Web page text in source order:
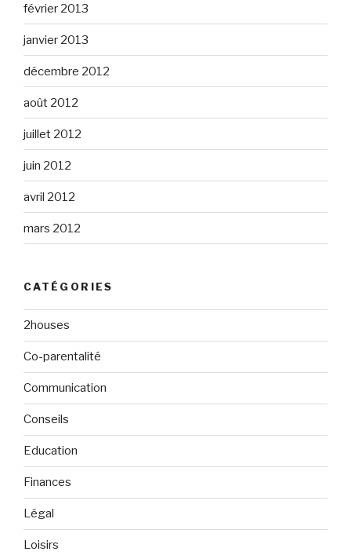
février 2013
janvier 2013
décembre 2012
août 2012
juillet 2012
juin 2012
avril 2012
mars 2012
CATÉGORIES
2houses
Co-parentalité
Communication
Conseils
Education
Finances
Légal
Loisirs